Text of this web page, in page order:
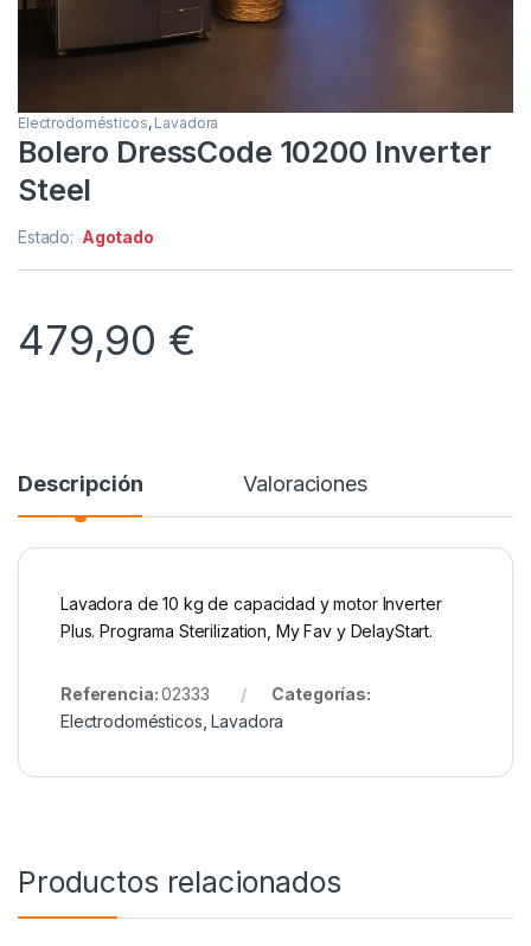
Electrodomésticos, Lavadora
Bolero DressCode 10200 Inverter
Steel
Estado: Agotado
479,90 €
Descripción Valoraciones
Lavadora de 10 kg de capacidad y motor Inverter
Plus. Programa Sterilization, My Fav y DelayStart.
Referencia:02333
Categorías:
Electrodomésticos ,Lavadora
Productos relacionados